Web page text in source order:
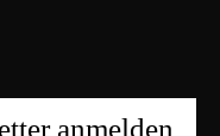
anmelden